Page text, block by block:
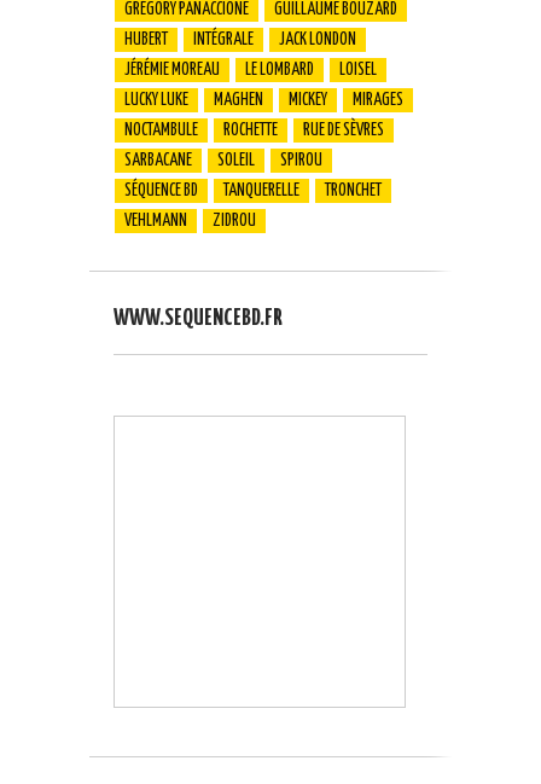
GRÉGORY PANACCIONE
GUILLAUME BOUZARD
HUBERT
INTÉGRALE
JACK LONDON
JÉRÉMIE MOREAU
LE LOMBARD
LOISEL
LUCKY LUKE
MAGHEN MICKEY
MIRAGES
NOCTAMBULE
ROCHETTE
RUE DE SÈVRES
SARBACANE
SOLEIL
SPIROU
SÉQUENCE BD
TANQUERELLE
TRONCHET
VEHLMANN
ZIDROU
WWW.SEQUENCEBD.FR